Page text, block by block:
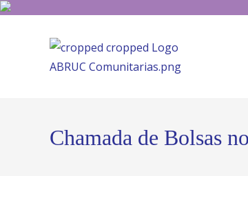
Chamada de Bolsas